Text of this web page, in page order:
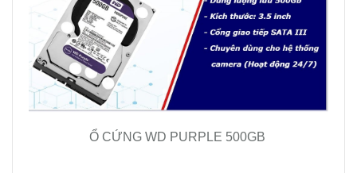
Ổ CỨNG WD PURPLE 500GB